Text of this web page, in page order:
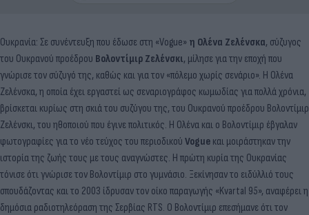
Ουκρανία: Σε συνέντευξη που έδωσε στη «Vogue» η Ολένα Ζελένσκα, σύζυγος
του Ουκρανού προέδρου Βολοντίμιρ Ζελένσκι, μίλησε για την εποχή που
γνώρισε τον σύζυγό της, καθώς και για τον «πόλεμο χωρίς σενάριο». Η Ολένα
Ζελένσκα, η οποία έχει εργαστεί ως σεναριογράφος κωμωδίας για πολλά χρόνια,
βρίσκεται κυρίως στη σκιά του συζύγου της, του Ουκρανού προέδρου Βολοντίμιρ
Ζελένσκι, του ηθοποιού που έγινε πολιτικός. Η Ολένα και ο Βολοντίμιρ έβγαλαν
φωτογραφίες για το νέο τεύχος του περιοδικού Vogue και μοιράστηκαν την
ιστορία της ζωής τους με τους αναγνώστες. Η πρώτη κυρία της Ουκρανίας
τόνισε ότι γνώρισε τον Βολοντίμιρ στο γυμνάσιο. Ξεκίνησαν το ειδύλλιό τους
σπουδάζοντας και το 2003 ίδρυσαν τον οίκο παραγωγής «Kvartal 95», αναφέρει η
δημόσια ραδιοτηλεόραση της Σερβίας RTS. Ο Βολοντίμιρ επεσήμανε ότι τον